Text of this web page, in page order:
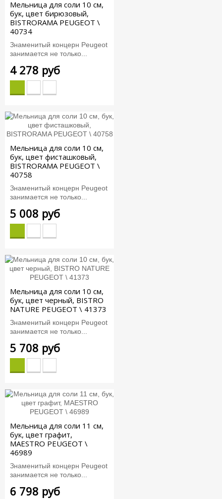
Мельница для соли 10 см,
бук, цвет бирюзовый,
BISTRORAMA PEUGEOT \
40734
Знаменитый концерн Peugeot
занимается не только...
4 278 руб
Мельница для соли 10 см,
бук, цвет фисташковый,
BISTRORAMA PEUGEOT \
40758
Знаменитый концерн Peugeot
занимается не только...
5 008 руб
Мельница для соли 10 см,
бук, цвет черный, BISTRO
NATURE PEUGEOT \ 41373
Знаменитый концерн Peugeot
занимается не только...
5 708 руб
Мельница для соли 11 см,
бук, цвет графит,
MAESTRO PEUGEOT \
46989
Знаменитый концерн Peugeot
занимается не только...
6 798 руб